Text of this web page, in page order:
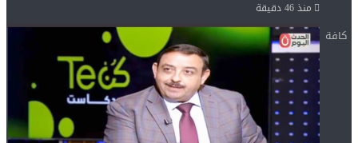
منذ 46 دقيقة
كافة